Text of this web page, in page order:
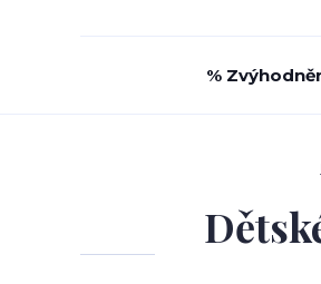
%